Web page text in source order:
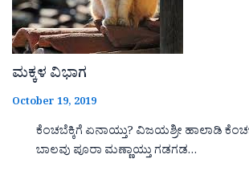
ಮಕ್ಕಳ ವಿಭಾಗ
October 19, 2019
ಕೆಂಚಬೆಕ್ಕಿಗೆ ಏನಾಯ್ತು? ವಿಜಯಶ್ರೀ ಹಾಲಾಡಿ
ಬಾಲವು ಪೂರಾ ಮಣ್ಣಾಯ್ತು ಗಡಗಡ…